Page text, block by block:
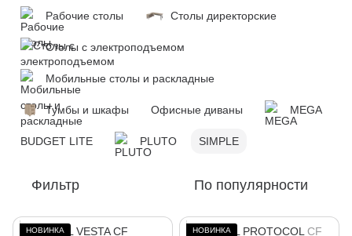
Рабочие столы Столы директорские
Столы с электроподъемом
Мобильные столы и раскладные
Тумбы и шкафы Офисные диваны MEGA
BUDGET LITE PLUTO SIMPLE
Фильтр По популярности
НОВИНКА НОВИНКА